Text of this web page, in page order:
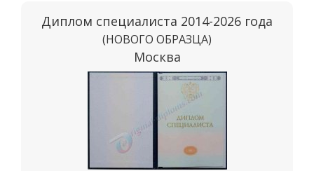
Диплом специалиста 2014-2026 года
(НОВОГО ОБРАЗЦА)
Москва